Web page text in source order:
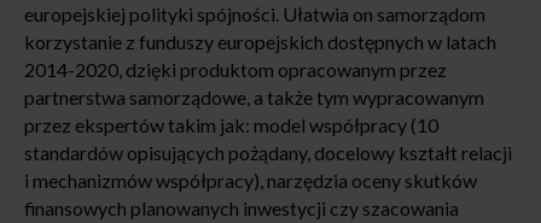
europejskiej polityki spójności. Ułatwia on samorządom
korzystanie z funduszy europejskich dostępnych w latach
2014-2020, dzięki produktom opracowanym przez
partnerstwa samorządowe, a także tym wypracowanym
przez ekspertów takim jak: model współpracy (10
standardów opisujących pożądany, docelowy kształt relacji
i mechanizmów współpracy), narzędzia oceny skutków
finansowych planowanych inwestycji czy szacowania